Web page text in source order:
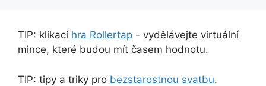
TIP: klikací hra Rollertap - vydělávejte virtuální
mince, které budou mít časem hodnotu.
TIP: tipy a triky pro bezstarostnou svatbu.